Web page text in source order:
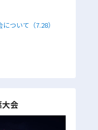
ついて（7.28）
会